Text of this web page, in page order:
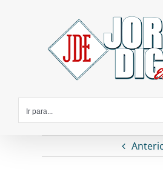
Ir para...